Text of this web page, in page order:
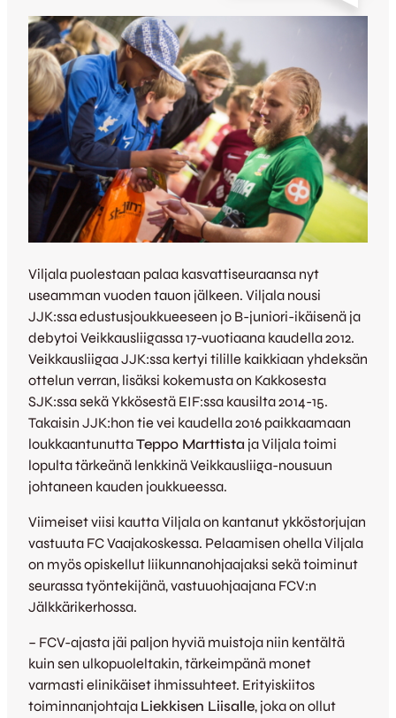
Viljala puolestaan palaa kasvattiseuraansa nyt
useamman vuoden tauon jälkeen. Viljala nousi
JJK:ssa edustusjoukkueeseen jo B-juniori-ikäisenä ja
debytoi Veikkausliigassa 17-vuotiaana kaudella 2012.
Veikkausliigaa JJK:ssa kertyi tilille kaikkiaan yhdeksän
ottelun verran, lisäksi kokemusta on Kakkosesta
SJK:ssa sekä Ykkösestä EIF:ssa kausilta 2014-15.
Takaisin JJK:hon tie vei kaudella 2016 paikkaamaan
loukkaantunuttaTeppo Marttista ja Viljala toimi
lopulta tärkeänä lenkkinä Veikkausliiga-nousuun
johtaneen kauden joukkueessa.
Viimeiset viisi kautta Viljala on kantanut ykköstorjujan
vastuuta FC Vaajakoskessa. Pelaamisen ohella Viljala
on myös opiskellut liikunnanohjaajaksi sekä toiminut
seurassa työntekijänä, vastuuohjaajana FCV:n
Jälkkärikerhossa.
– FCV-ajasta jäi paljon hyviä muistoja niin kentältä
kuin sen ulkopuoleltakin, tärkeimpänä monet
varmasti elinikäiset ihmissuhteet. Erityiskiitos
toiminnanjohtaja Liekkisen Liisalle, joka on ollut